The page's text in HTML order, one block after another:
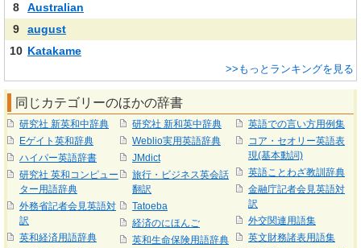
8
Australian
9
august
10 Katakame
>>もっとランキングを見る
同じカテゴリーのほかの辞書
研究社 新英和中辞典
Eゲイト英和辞典
ハイパー英語辞書
研究社 英和コンピュー
ター用語辞典
外務省記者会見英語対
訳
英和経済用語辞典
研究社 新和英中辞典
Weblio実用英語辞典
JMdict
旅行・ビジネス英会話
翻訳
Tatoeba
経済のにほんご
英和生命保険用語辞典
英語での言い方用例集
コア・セオリー英語表
現(基本動詞)
英語ことわざ教訓辞典
金融庁記者会見英語対
訳
外交関連用語集
英文財務諸表用語集